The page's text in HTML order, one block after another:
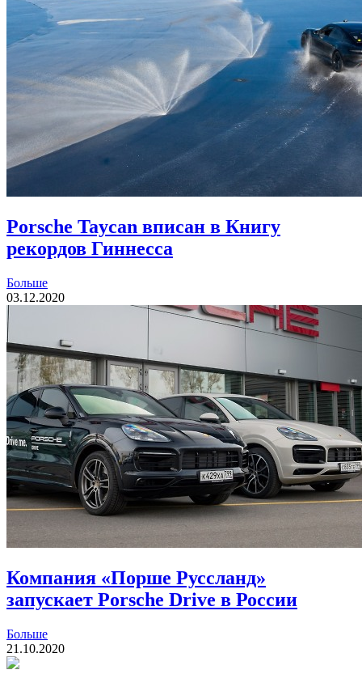
Porsche Taycan вписан в Книгу
рекордов Гиннесса
Больше
03.12.2020
Компания «Порше Руссланд»
запускает Porsche Drive в России
Больше
21.10.2020